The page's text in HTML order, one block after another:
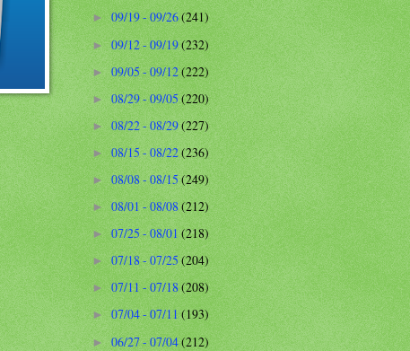
►09/19 - 09/26(241)
►09/12 - 09/19(232)
►09/05 - 09/12(222)
►08/29 - 09/05(220)
►08/22 - 08/29(227)
►08/15 - 08/22(236)
►08/08 - 08/15(249)
►08/01 - 08/08(212)
►07/25 - 08/01(218)
►07/18 - 07/25(204)
►07/11 - 07/18(208)
►07/04 - 07/11(193)
►06/27 - 07/04(212)